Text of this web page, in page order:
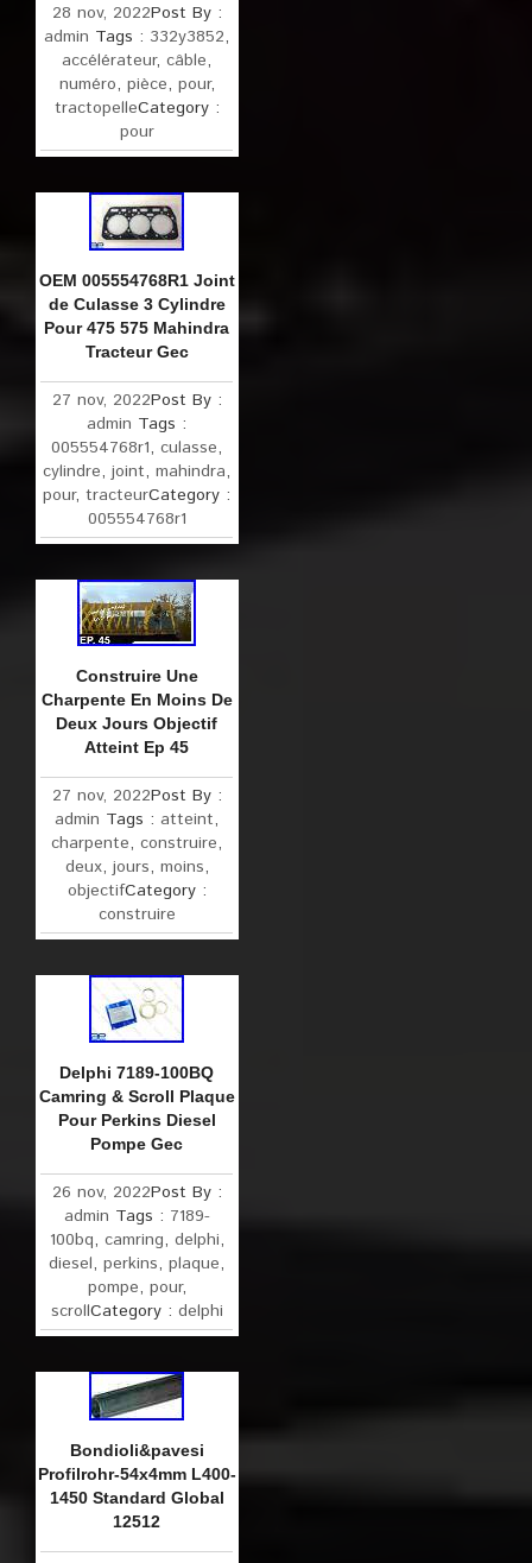
28 nov, 2022Post By :
admin Tags : 332y3852,
accélérateur,câble,
numéro, pièce, pour,
tractopelleCategory :
pour
OEM 005554768R1 Joint
de Culasse 3 Cylindre
Pour 475 575 Mahindra
Tracteur Gec
27 nov, 2022Post By :
admin Tags :
005554768r1,culasse,
cylindre,joint,mahindra,
pour,tracteurCategory :
005554768r1
Construire Une
Charpente En Moins De
Deux Jours Objectif
Atteint Ep 45
27 nov, 2022Post By :
admin Tags : atteint,
charpente,construire,
deux, jours, moins,
objectifCategory :
construire
Delphi 7189-100BQ
Camring & Scroll Plaque
Pour Perkins Diesel
Pompe Gec
26 nov, 2022Post By :
admin Tags : 7189-
100bq, camring, delphi,
diesel,perkins,plaque,
pompe, pour,
scrollCategory : delphi
Bondioli&pavesi
Profilrohr-54x4mm L400-
1450 Standard Global
12512